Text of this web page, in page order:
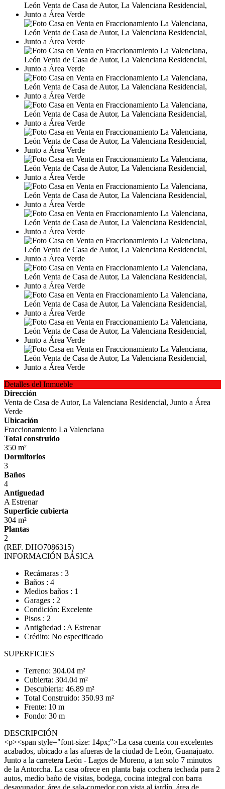
Detalles del Inmueble
Dirección
Venta de Casa de Autor, La Valenciana Residencial, Junto a Área
Verde
Ubicación
Fraccionamiento La Valenciana
Total construido
350 m²
Dormitorios
3
Baños
4
Antiguedad
A Estrenar
Superficie cubierta
304 m²
Plantas
2
(REF. DHO7086315)
INFORMACIÓN BÁSICA
Recámaras : 3
Baños : 4
Medios baños : 1
Garages : 2
Condición: Excelente
Pisos : 2
Antigüedad : A Estrenar
Crédito: No especificado
SUPERFICIES
Terreno: 304.04 m²
Cubierta: 304.04 m²
Descubierta: 46.89 m²
Total Construido: 350.93 m²
Frente: 10 m
Fondo: 30 m
DESCRIPCIÓN
<p><span style="font-size: 14px;">La casa cuenta con excelentes
acabados, ubicado a las afueras de la ciudad de León, Guanajuato.
Junto a la carretera León - Lagos de Moreno, a tan solo 7 minutos
de la Antorcha. La casa ofrece en planta baja cochera techada para 2
autos, medio baño de visitas, bodega, cocina integral con barra
desayunador, área de sala-comedor con vista al jardín, área de